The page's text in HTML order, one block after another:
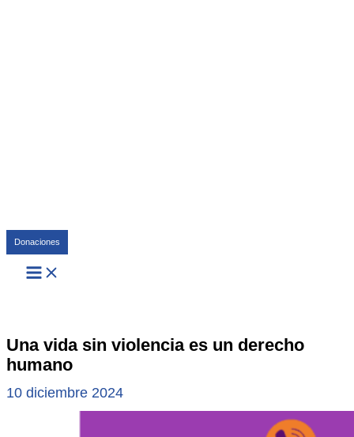
Donaciones
Una vida sin violencia es un derecho
humano
10 diciembre 2024